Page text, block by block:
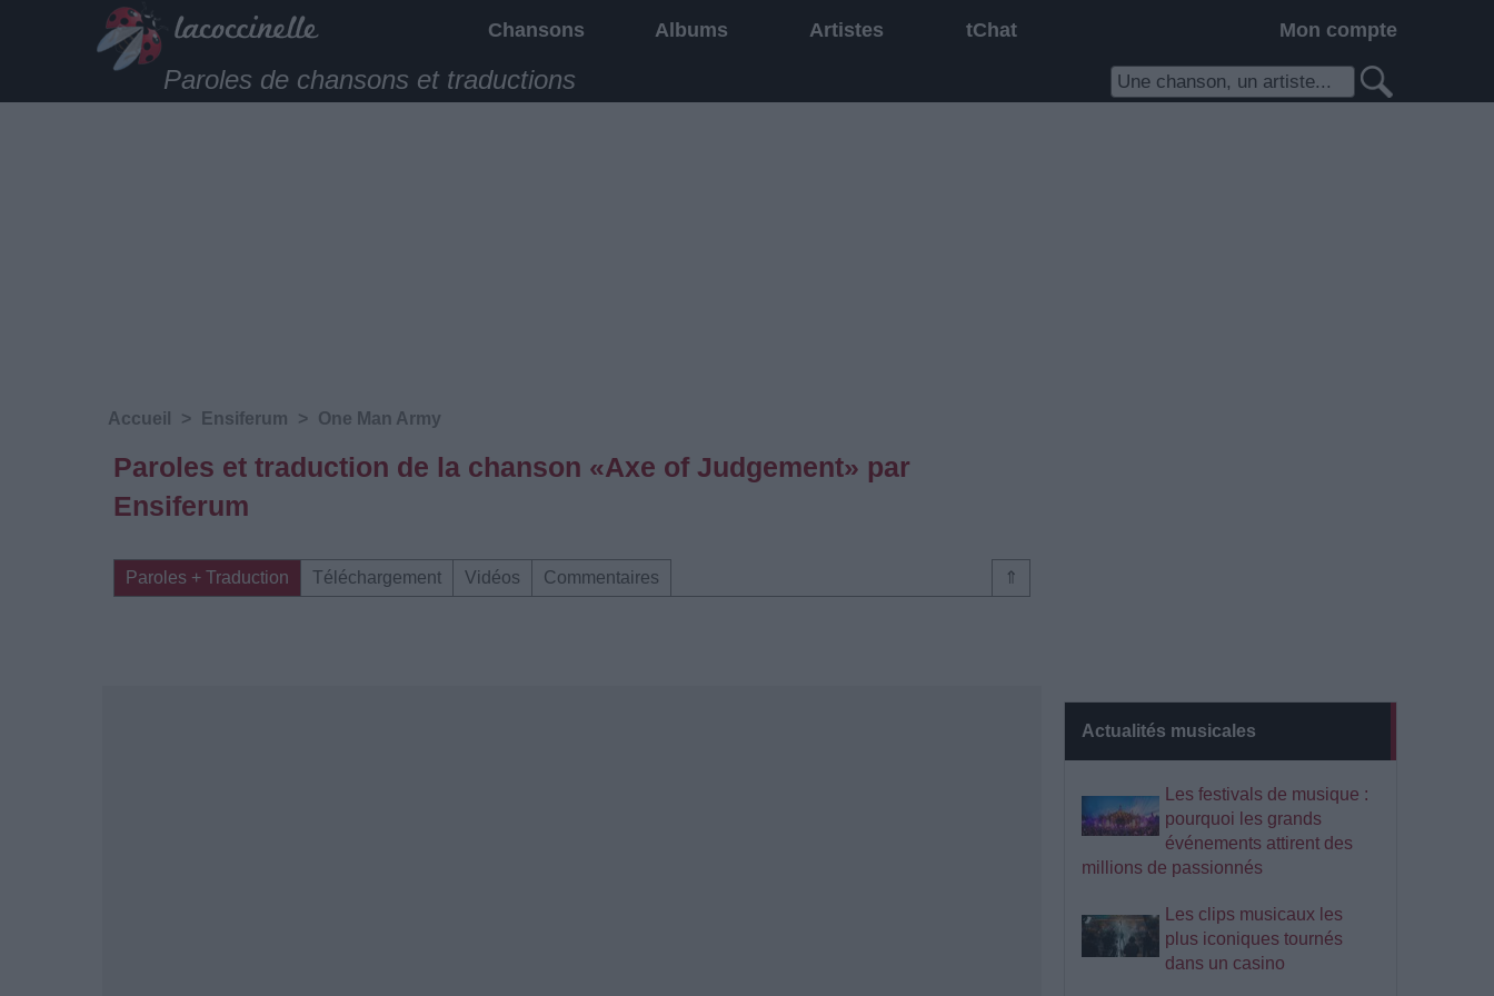
Chansons Albums Artistes tChat Mon compte
Paroles de chansons et traductions
Actualités musicales
Les festivals de musique :
pourquoi les grands
événements attirent des
millions de passionnés
Les clips musicaux les
plus iconiques tournés
dans un casino
Accueil > Ensiferum > One Man Army
Paroles et traduction de la chanson «Axe of Judgement» par
Ensiferum
⇑
Paroles + Traduction Téléchargement Vidéos Commentaires